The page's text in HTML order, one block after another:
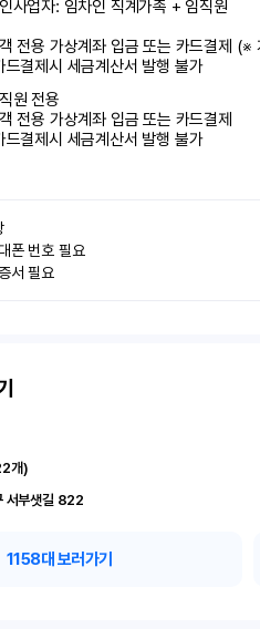
사업자: 임차인 직계가족 + 임직원
전용 가상계좌 입금 또는 카드결제 (※
드결제시 세금계산서 발행 불가
원 전용
전용 가상계좌 입금 또는 카드결제
드결제시 세금계산서 발행 불가
폰 번호 필요
서 필요
개)
서부샛길 822
1158대 보러가기